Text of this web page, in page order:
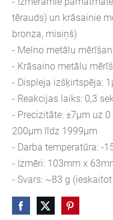
tērauds) un krāsainie
bronza, misiņš)
- Melno metālu
- Krāsaino metālu
- Displeja izšķirtspēja:
- Reakcijas laiks: 0,3
- Precizitāte: ±7μm uz
200μm līdz 1999μm
- Darba temperatūra: -
- Izmēri: 103mm x
- Svars: ~83 g